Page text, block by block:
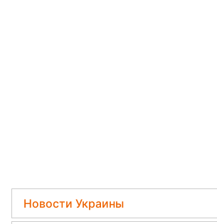
Новости Украины